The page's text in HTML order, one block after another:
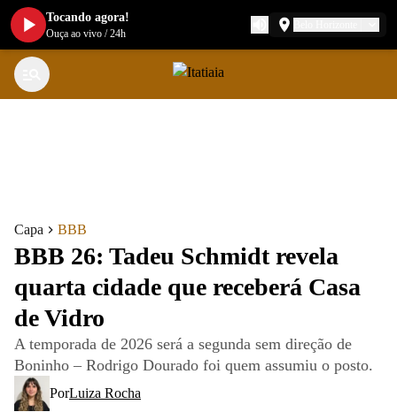
Capa BBB
BBB 26: Tadeu Schmidt revela
quarta cidade que receberá Casa
de Vidro
A temporada de 2026 será a segunda sem direção de
Boninho – Rodrigo Dourado foi quem assumiu o posto.
PorLuiza Rocha
Tocando agora!
Ouça ao vivo /24h